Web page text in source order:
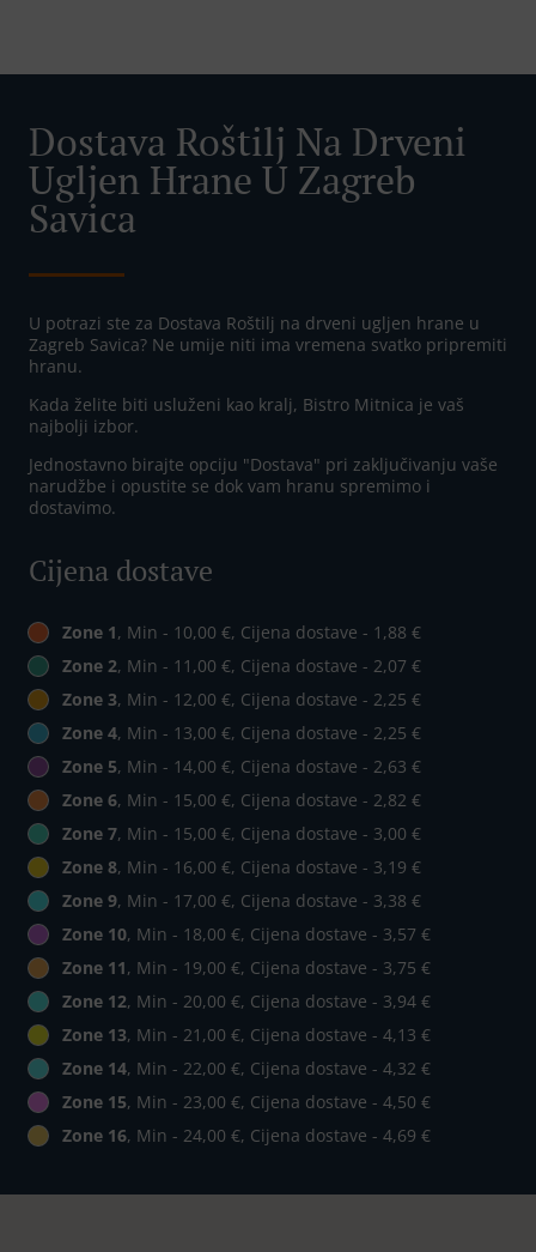
Dostava Roštilj Na Drveni
Ugljen Hrane U Zagreb
Savica
U potrazi ste za Dostava Roštilj na drveni ugljen hrane u
Zagreb Savica? Ne umije niti ima vremena svatko pripremiti
hranu.
Kada želite biti usluženi kao kralj, Bistro Mitnica je vaš
najbolji izbor.
Jednostavno birajte opciju "Dostava" pri zaključivanju vaše
narudžbe i opustite se dok vam hranu spremimo i
dostavimo.
Cijena dostave
Zone 1, Min - 10,00 €, Cijena dostave - 1,88 €
Zone 2, Min - 11,00 €, Cijena dostave - 2,07 €
Zone 3, Min - 12,00 €, Cijena dostave - 2,25 €
Zone 4, Min - 13,00 €, Cijena dostave - 2,25 €
Zone 5, Min - 14,00 €, Cijena dostave - 2,63 €
Zone 6, Min - 15,00 €, Cijena dostave - 2,82 €
Zone 7, Min - 15,00 €, Cijena dostave - 3,00 €
Zone 8, Min - 16,00 €, Cijena dostave - 3,19 €
Zone 9, Min - 17,00 €, Cijena dostave - 3,38 €
Zone 10, Min - 18,00 €, Cijena dostave - 3,57 €
Zone 11, Min - 19,00 €, Cijena dostave - 3,75 €
Zone 12, Min - 20,00 €, Cijena dostave - 3,94 €
Zone 13, Min - 21,00 €, Cijena dostave - 4,13 €
Zone 14, Min - 22,00 €, Cijena dostave - 4,32 €
Zone 15, Min - 23,00 €, Cijena dostave - 4,50 €
Zone 16, Min - 24,00 €, Cijena dostave - 4,69 €